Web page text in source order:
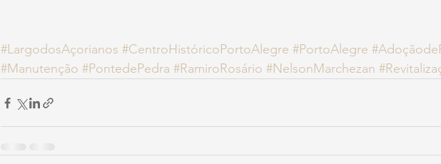
#LargodosAçorianos #CentroHistóricoPortoAlegre #PortoAlegre
#Manutenção #PontedePedra #RamiroRosário #NelsonMarchezan